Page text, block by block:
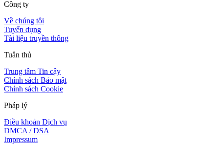
Công ty
Về chúng tôi
Tuyển dụng
Tài liệu truyền thông
Tuân thủ
Trung tâm Tin cậy
Chính sách Bảo mật
Chính sách Cookie
Pháp lý
Điều khoản Dịch vụ
DMCA / DSA
Impressum